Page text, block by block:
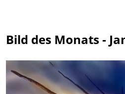
Bild des Monats -